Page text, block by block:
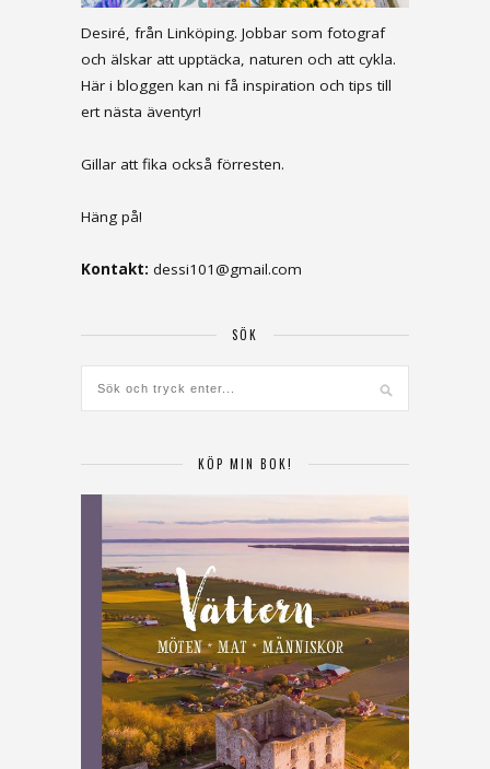
Desiré, från Linköping. Jobbar som fotograf
och älskar att upptäcka, naturen och att cykla.
Här i bloggen kan ni få inspiration och tips till
ert nästa äventyr!
Gillar att fika också förresten.
Häng på!
Kontakt: dessi101@gmail.com
SÖK
KÖP MIN BOK!